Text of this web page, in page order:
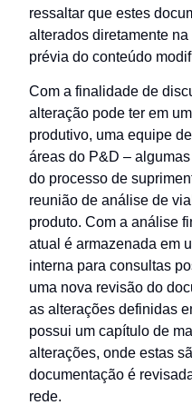
ressaltar que estes
alterados diretamente
prévia do conteúdo
Com a finalidade de
alteração pode ter em
produtivo, uma equipe
áreas do P&D –
do processo de
reunião de análise de
produto. Com a análise
atual é armazenada em
interna para consultas
uma nova revisão do
as alterações definidas
possui um capítulo de
alterações, onde estas
documentação é
rede.